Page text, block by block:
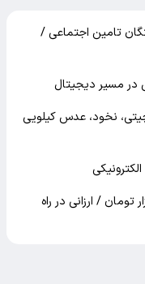
تامین اجتماعی /
چیتی، نخود، عدس کیلویی
هنوز در کانال ۴۵۰ تا ۵۵۰ هزار تومان / ارزانی در راه